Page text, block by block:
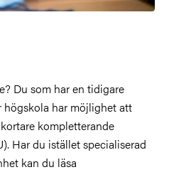
Du som har en tidigare
högskola har möjlighet att
kompletterande
Har du istället specialiserad
kan du läsa